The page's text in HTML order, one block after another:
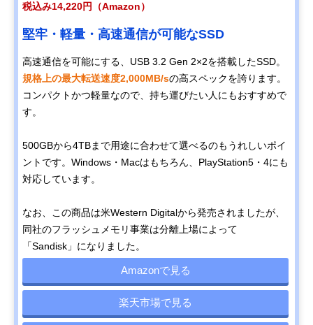
税込み14,220円（Amazon）
堅牢・軽量・高速通信が可能なSSD
高速通信を可能にする、USB 3.2 Gen 2×2を搭載したSSD。
規格上の最大転送速度2,000MB/sの高スペックを誇ります。
コンパクトかつ軽量なので、持ち運びたい人にもおすすめで
す。
500GBから4TBまで用途に合わせて選べるのもうれしいポイ
ントです。Windows・Macはもちろん、PlayStation5・4にも
対応しています。
なお、この商品は米Western Digitalから発売されましたが、
同社のフラッシュメモリ事業は分離上場によって
「Sandisk」になりました。
Amazonで見る
楽天市場で見る